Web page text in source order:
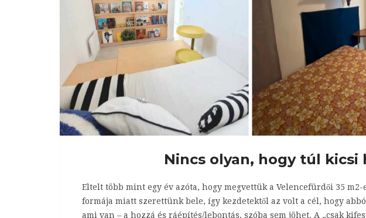
Nincs olyan, hogy túl kicsi
Eltelt több mint egy év azóta, hogy megvettük a Velencefürdői 35
formája miatt szerettünk bele, így kezdetektől az volt a cél, hogy
ami van – a hozzá és ráépítés/lebontás, szóba sem jöhet. A „csak